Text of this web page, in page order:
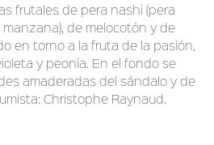
frutales de pera nashi (pera
de melocotón y de
en torno a la fruta de la pasión,
y peonía. En el fondo se
amaderadas del sándalo y de
Christophe Raynaud.